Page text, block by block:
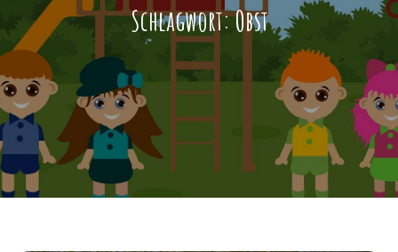
Schlagwort:Obst